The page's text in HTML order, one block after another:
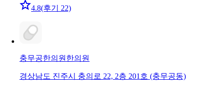
4.8(후기 22)
충무공한의원 한의원
경상남도 진주시 충의로 22, 2층 201호 (충무공동)